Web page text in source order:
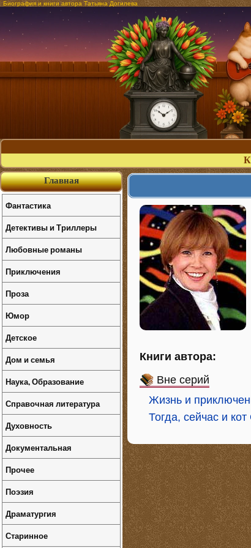
Биография и книги автора Татьяна Догилева
Книги автора:
Вне серий
Жизнь и
Тогда, сейчас и
Главная
Фантастика
Детективы и Триллеры
Любовные романы
Приключения
Проза
Юмор
Детское
Дом и семья
Наука, Образование
Справочная литература
Духовность
Документальная
Прочее
Поэзия
Драматургия
Старинное